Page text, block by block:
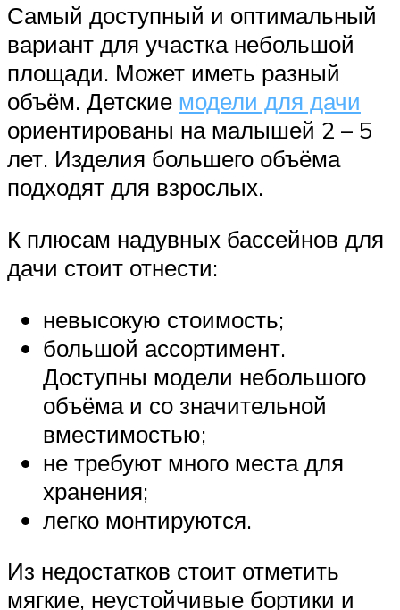
Самый доступный и оптимальный
вариант для участка небольшой
площади. Может иметь разный
объём. Детские модели для дачи
ориентированы на малышей 2 – 5
лет. Изделия большего объёма
подходят для взрослых.
К плюсам надувных бассейнов для
дачи стоит отнести:
невысокую стоимость;
большой ассортимент.
Доступны модели небольшого
объёма и со значительной
вместимостью;
не требуют много места для
хранения;
легко монтируются.
Из недостатков стоит отметить
мягкие, неустойчивые бортики и